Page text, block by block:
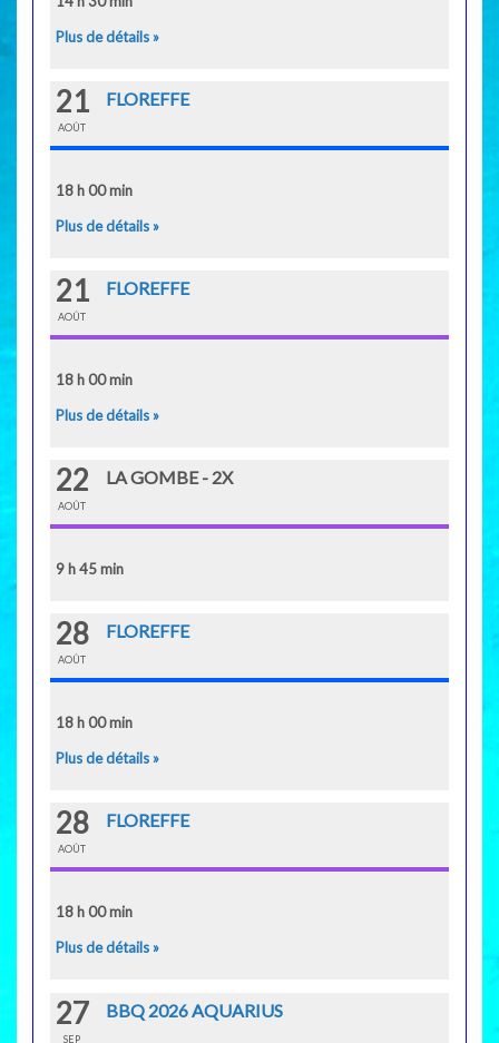
Plus de détails »
21
AOÛT
FLOREFFE
18 h 00 min
Plus de détails »
21
AOÛT
FLOREFFE
18 h 00 min
Plus de détails »
22
AOÛT
LA GOMBE - 2X
9 h 45 min
28
AOÛT
FLOREFFE
18 h 00 min
Plus de détails »
28
AOÛT
FLOREFFE
18 h 00 min
Plus de détails »
27
SEP
BBQ 2026 AQUARIUS